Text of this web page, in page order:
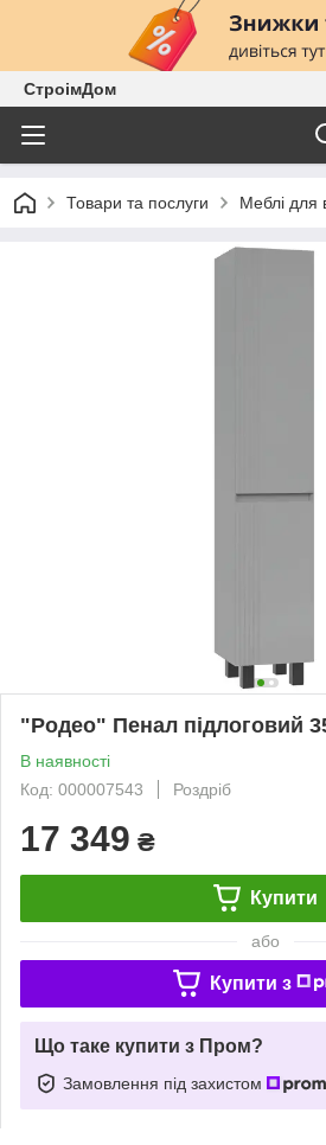
СтроімДом
Товари та послуги Меблі для
"Родео" Пенал підлоговий
В наявності
Код: 000007543
Роздріб
17 349 ₴
Купити
або
Купити з
Що таке купити з Пром?
Замовлення під захистом